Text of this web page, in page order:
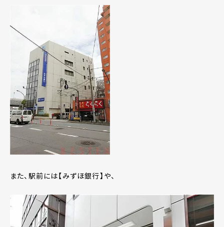
また、駅前には【みずほ銀行】や、